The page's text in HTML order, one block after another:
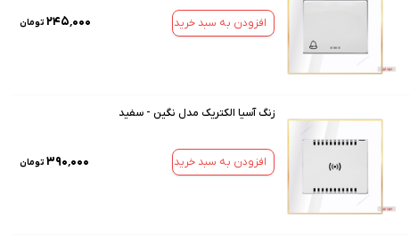
افزودن به سبد خرید ۲۴۵٬۰۰۰ تومان
زنگ آسیا الکتریک مدل نگین - سفید
افزودن به سبد خرید ۳۹۰٬۰۰۰ تومان